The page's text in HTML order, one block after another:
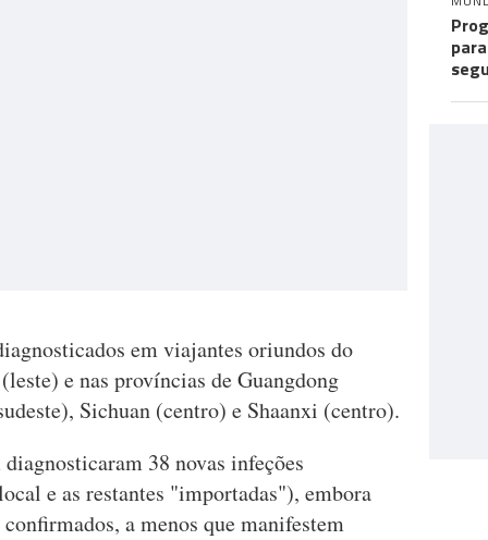
em viajantes oriundos do
e nas províncias de Guangdong
Sichuan (centro) e Shaanxi (centro).
38 novas infeções
e as restantes "importadas"), embora
a menos que manifestem